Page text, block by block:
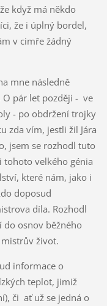
když má někdo
že i úplný bordel,
v cimře žádný
mne následně
O pár let později - ve
- po obdržení trojky
zda vím, jestli žil Jára
jsem se rozhodl tuto
tohoto velkého génia
které nám, jako i
doposud
díla. Rozhodl
do osnov běžného
život.
informace o
teplot, jimiž
či ať už se jedná o